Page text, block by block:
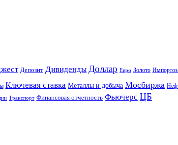
Депозит Дивиденды Доллар Евро Золото
Ключевая ставка Металлы и добыча Мосбиржа
Транспорт Финансовая отчетность Фьючерс ЦБ